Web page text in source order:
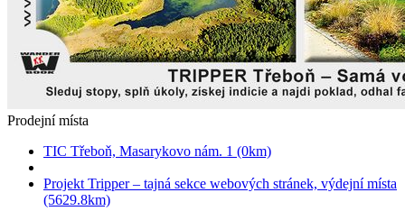
Prodejní místa
TIC Třeboň, Masarykovo nám. 1 (0km)
Projekt Tripper – tajná sekce webových stránek, výdejní místa
(5629.8km)